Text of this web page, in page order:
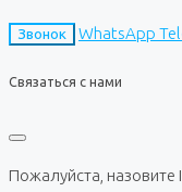
Звонок WhatsApp
Связаться с нами
Пожалуйста,